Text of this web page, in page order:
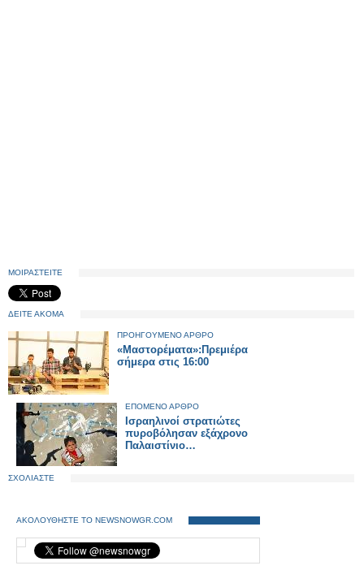
ΜΟΙΡΑΣΤΕΙΤΕ
ΔΕΙΤΕ ΑΚΟΜΑ
ΠΡΟΗΓΟΥΜΕΝΟ ΑΡΘΡΟ
«Μαστορέματα»:Πρεμιέρα
σήμερα στις 16:00
ΕΠΟΜΕΝΟ ΑΡΘΡΟ
Ισραηλινοί στρατιώτες
πυροβόλησαν εξάχρονο
Παλαιστίνιο…
ΣΧΟΛΙΑΣΤΕ
ΑΚΟΛΟΥΘΗΣΤΕ ΤΟ NEWSNOWGR.COM